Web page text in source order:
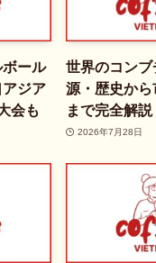
ール
ジア
会も
世界のコン
源・歴史か
まで完全解説
2026年7月28日